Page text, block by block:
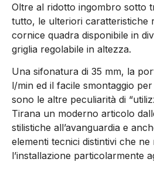
Oltre al ridotto ingombro sotto
tutto, le ulteriori caratteristiche
cornice quadra disponibile in
griglia regolabile in altezza.
Una sifonatura di 35 mm, la
l/min ed il facile smontaggio
sono le altre peculiarità di
Tirana un moderno articolo
stilistiche all’avanguardia e
elementi tecnici distintivi che ne
l’installazione particolarmente